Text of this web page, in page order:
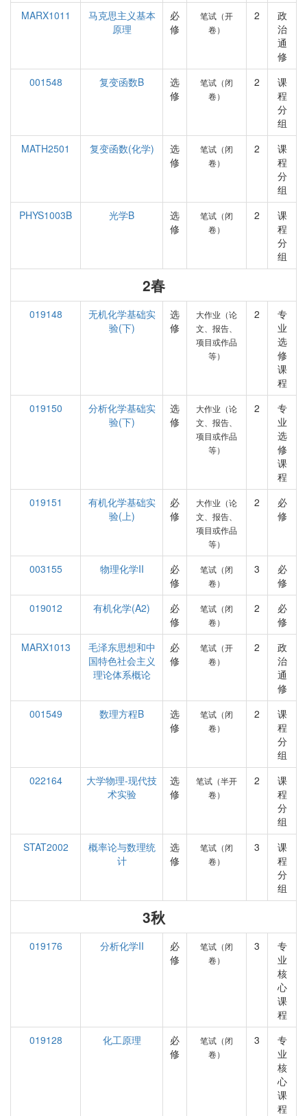
MARX1011
马克思主义基本
原理
必
修
笔试（开
卷）
2
政
治
通
修
001548
复变函数B
选
修
笔试（闭
卷）
2
课
程
分
组
MATH2501
复变函数(化学)
选
修
笔试（闭
卷）
2
课
程
分
组
PHYS1003B
光学B
选
修
笔试（闭
卷）
2
课
程
分
组
2春
019148
无机化学基础实
验(下)
选
修
大作业（论
文、报告、
项目或作品
等）
2
专
业
选
修
课
程
019150
分析化学基础实
验(下)
选
修
大作业（论
文、报告、
项目或作品
等）
2
专
业
选
修
课
程
019151
有机化学基础实
验(上)
必
修
大作业（论
文、报告、
项目或作品
等）
2
必
修
003155 物理化学II
必
修
笔试（闭
卷）
3
必
修
019012
有机化学(A2)
必
修
笔试（闭
卷）
2
必
修
MARX1013
毛泽东思想和中
国特色社会主义
理论体系概论
必
修
笔试（开
卷）
2
政
治
通
修
001549
数理方程B
选
修
笔试（闭
卷）
2
课
程
分
组
022164
大学物理-现代技
术实验
选
修
笔试（半开
卷）
2
课
程
分
组
STAT2002
概率论与数理统
计
选
修
笔试（闭
卷）
3
课
程
分
组
3秋
019176 分析化学II
必
修
笔试（闭
卷）
3
专
业
核
心
课
程
019128
化工原理
必
修
笔试（闭
卷）
3
专
业
核
心
课
程